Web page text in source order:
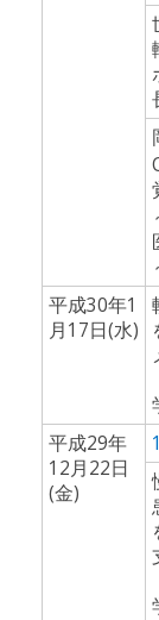
平成30年1
月17日(水)
平成29年
12月22日
(金)